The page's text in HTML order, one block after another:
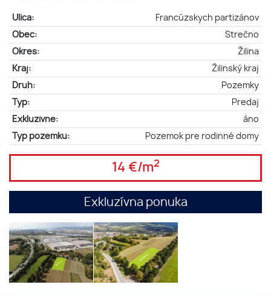
Ulica:
Francúzskych partizánov
Obec:
Strečno
Okres:
Žilina
Kraj:
Žilinský kraj
Druh:
Pozemky
Typ:
Predaj
Exkluzívne:
áno
Typ pozemku:
Pozemok pre rodinné domy
14 €/m2
Exkluzívna ponuka